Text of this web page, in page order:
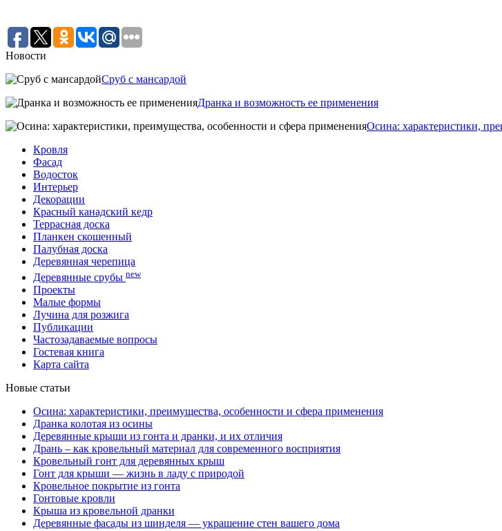
Новости
Сруб с мансардой
Дранка и возможность ее применения
Осина: характеристики,
Кровля
Фасад
Водосток
Интерьер
Декорации
Красный канадский кедр
Террасная доска
Планкен скошенный
Палубная доска
Деревянная черепица
Деревянные срубы new
Проекты
Малые формы
Лучина для розжига
Публикации
Частозадаваемые вопросы
Гостевая книга
Карта сайта
Новые статьи
Осина: характеристики, преимущества, особенности и сфера применения
Дранка колотая из осины
Деревянные крыши из гонта и дранки, и их отличия
Дрань – как кровельный материал для современного восприятия
Кровельный гонт для деревянных крыш
Гонт для крыши — жизнь в ладу с природой
Кровельное покрытие из гонта
Гонтовые кровли
Крыша из кровельной дранки
Деревянные фасады из шинделя — украшение стен вашего дома